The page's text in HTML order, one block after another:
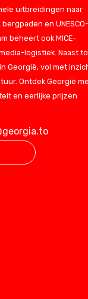
uitbreidingen naar
en UNESCO-
beheert ook MICE-
logistiek. Naast
Georgië, vol met
Ontdek Georgië
en eerlijke prijzen